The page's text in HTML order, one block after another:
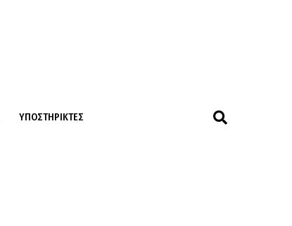
ΥΠΟΣΤΗΡΙΚΤΈΣ